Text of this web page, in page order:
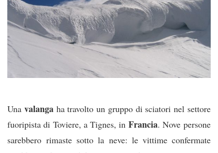
Una valangaha travolto un gruppo di sciatori nel settore
fuoripista di Toviere, a Tignes, in Francia. Nove persone
sarebbero rimaste sotto la neve: le vittime confermate